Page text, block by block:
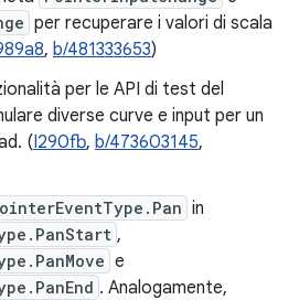
per recuperare i valori di scala
, b/481333653)
per le API di test del
diverse curve e input per un
(I290fb, b/473603145,
in
,
e
. Analogamente,